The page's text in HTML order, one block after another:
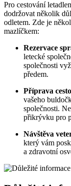
Pro cestování
dodržovat několik
odletem. Zde je
mazlíčkem:
Rezervace
letecké
společnosti
předem.
Příprava
vašeho
společnosti.
přikrývku pro
Návštěva
který vám
a zdravotní